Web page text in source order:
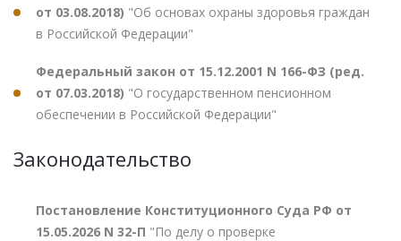
от 03.08.2018) "Об основах охраны здоровья граждан
в Российской Федерации"
Федеральный закон от 15.12.2001 N 166-ФЗ (ред.
от 07.03.2018) "О государственном пенсионном
обеспечении в Российской Федерации"
Законодательство
Постановление Конституционного Суда РФ от
15.05.2026 N 32-П "По делу о проверке